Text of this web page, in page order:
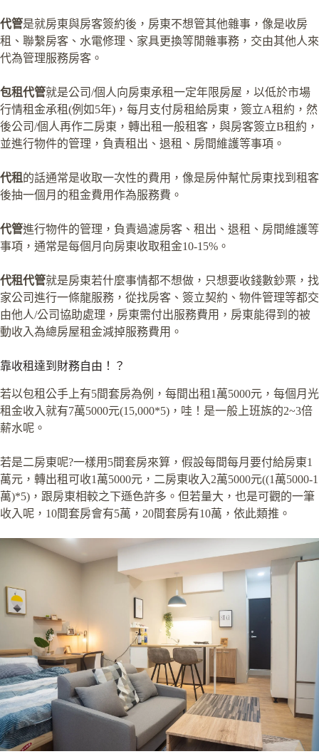
代管是就房東與房客簽約後，房東不想管其他雜事，像是收房
租、聯繫房客、水電修理、家具更換等閒雜事務，交由其他人來
代為管理服務房客。
包租代管就是公司/個人向房東承租一定年限房屋，以低於市場
行情租金承租(例如5年)，每月支付房租給房東，簽立A租約，然
後公司/個人再作二房東，轉出租一般租客，與房客簽立B租約，
並進行物件的管理，負責租出、退租、房間維護等事項。
代租 的話通常是收取一次性的費用，像是房仲幫忙房東找到租客
後抽一個月的租金費用作為服務費。
代管進行物件的管理，負責過濾房客、租出、退租、房間維護等
事項，通常是每個月向房東收取租金10-15%。
代租代管就是房東若什麼事情都不想做，只想要收錢數鈔票，找
家公司進行一條龍服務，從找房客、簽立契約、物件管理等都交
由他人/公司協助處理，房東需付出服務費用，房東能得到的被
動收入為總房屋租金減掉服務費用。
靠收租達到財務自由！？
若以包租公手上有5間套房為例，每間出租1萬5000元，每個月光
租金收入就有7萬5000元(15,000*5)，哇！是一般上班族的2~3倍
薪水呢。
若是二房東呢?一樣用5間套房來算，假設每間每月要付給房東1
萬元，轉出租可收1萬5000元，二房東收入2萬5000元((1萬5000-1
萬)*5)，跟房東相較之下遜色許多。但若量大，也是可觀的一筆
收入呢，10間套房會有5萬，20間套房有10萬，依此類推。